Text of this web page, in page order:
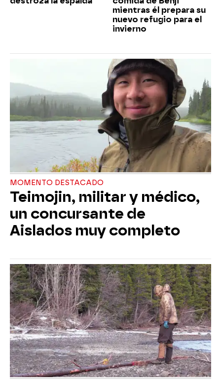
mientras él prepara su
nuevo refugio para el
invierno
MOMENTO DESTACADO
Teimojin, militar y médico,
un concursante de
Aislados muy completo